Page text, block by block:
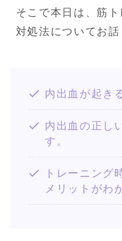
そこで本日は、筋
対処法についてお話
内出血が起き
内出血の正し
す。
トレーニング
メリットがわ